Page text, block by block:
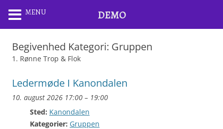
Begivenhed Kategori: Gruppen
1. Rønne Trop & Flok
Ledermøde I Kanondalen
10. august 2026 17:00 – 19:00
Sted: Kanondalen
Kategorier: Gruppen
MENU DEMO